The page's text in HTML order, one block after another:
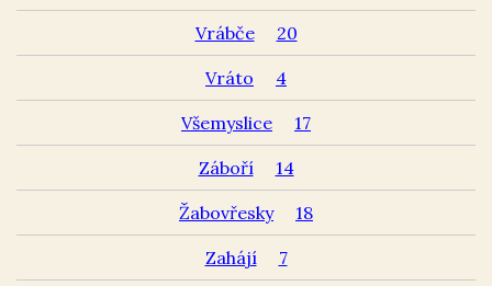
Vrábče 20
Vráto 4
Všemyslice 17
Záboří 14
Žabovřesky 18
Zahájí 7